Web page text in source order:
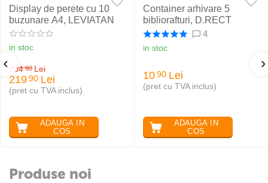
Display de perete cu 10
buzunare A4, LEVIATAN
in stoc
234 90 Lei
219 90 Lei
(pret cu TVA inclus)
ADAUGA IN
COS
Container arhivare 5
bibliorafturi, D.RECT
4
in stoc
10 90 Lei
(pret cu TVA inclus)
ADAUGA IN
COS
Produse noi